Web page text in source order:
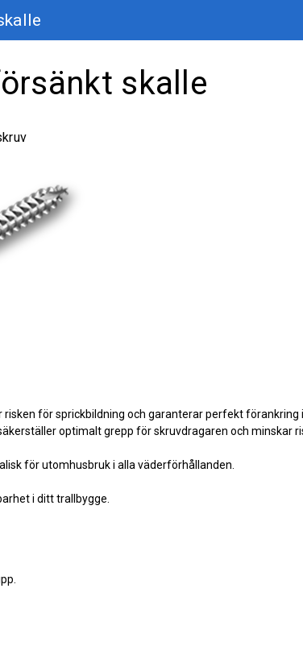
skalle
för sprickbildning och garanterar perfekt förankring
optimalt grepp för skruvdragaren och minskar
för utomhusbruk i alla väderförhållanden.
i ditt trallbygge.